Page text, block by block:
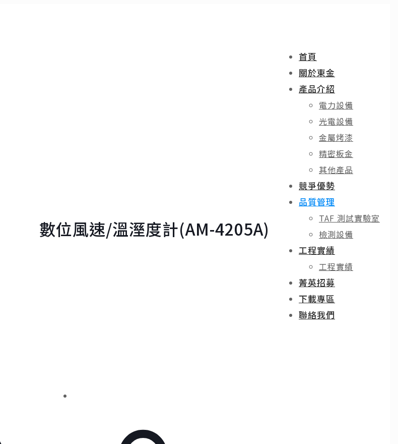
首頁
關於東金
產品介紹
電力設備
光電設備
金屬烤漆
精密板金
其他產品
競爭優勢
品質管理
TAF 測試實驗室
檢測設備
工程實績
工程實績
菁英招募
下載專區
聯絡我們
數位風速/溫溼度計(AM-4205A)